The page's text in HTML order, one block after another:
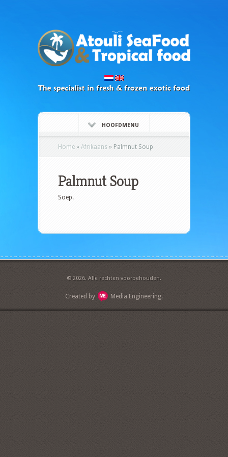
HOOFDMENU
Home » Afrikaans » Palmnut Soup
Palmnut Soup
Soep.
© 2026. Alle rechten voorbehouden.
Created by Media Engineering.